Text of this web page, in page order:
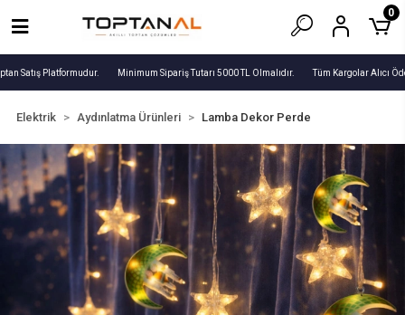
Satış Platformudur. Minimum Sipariş Tutarı 5000 TL Olmalıdır. Tüm Kargolar Alıcı
0
Elektrik Aydınlatma Ürünleri Lamba Dekor Perde